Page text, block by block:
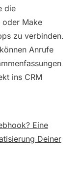
die
oder Make
zu verbinden.
Anrufe
ins CRM
Eine
Deiner